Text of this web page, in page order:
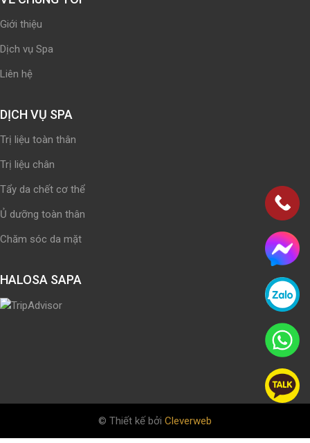
Giới thiệu
Dịch vụ Spa
Liên hệ
DỊCH VỤ SPA
Trị liệu toàn thân
Trị liệu chân
Tẩy da chết cơ thể
Ủ dưỡng toàn thân
Chăm sóc da mặt
HALOSA SAPA
© Thiết kế bởi Cleverweb